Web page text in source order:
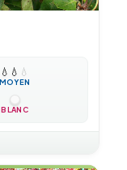
💧 💧 💧
MOYEN
BLANC